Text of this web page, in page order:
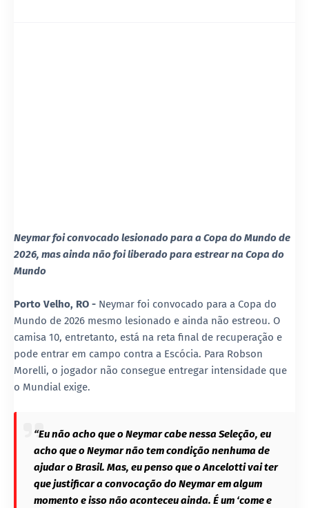
Neymar foi convocado lesionado para a Copa do Mundo de
2026, mas ainda não foi liberado para estrear na Copa do
Mundo
Porto Velho, RO - Neymar foi convocado para a Copa do
Mundo de 2026 mesmo lesionado e ainda não estreou. O
camisa 10, entretanto, está na reta final de recuperação e
pode entrar em campo contra a Escócia. Para Robson
Morelli, o jogador não consegue entregar intensidade que
o Mundial exige.
“Eu não acho que o Neymar cabe nessa Seleção, eu
acho que o Neymar não tem condição nenhuma de
ajudar o Brasil. Mas, eu penso que o Ancelotti vai ter
que justificar a convocação do Neymar em algum
momento e isso não aconteceu ainda. É um ‘come e